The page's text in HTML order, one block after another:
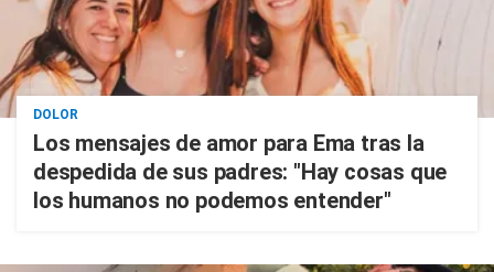
DOLOR
Los mensajes de amor para Ema tras la
despedida de sus padres: "Hay cosas que
los humanos no podemos entender"